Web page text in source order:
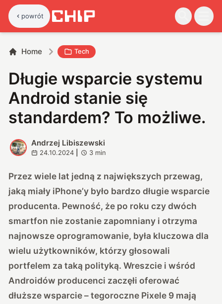
powrót
Home Tech
Długie wsparcie systemu
Android stanie się
standardem? To możliwe.
A
Andrzej Libiszewski
24.10.2024 3 min
Przez wiele lat jedną z największych przewag,
jaką miały iPhone’y było bardzo długie wsparcie
producenta. Pewność, że po roku czy dwóch
smartfon nie zostanie zapomniany i otrzyma
najnowsze oprogramowanie, była kluczowa dla
wielu użytkowników, którzy głosowali
portfelem za taką polityką. Wreszcie i wśród
Androidów producenci zaczęłi oferować
dłuższe wsparcie – tegoroczne Pixele 9 mają